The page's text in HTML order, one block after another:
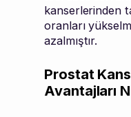
kanserlerinden
oranları
azalmıştır.
Prostat
Avantajları